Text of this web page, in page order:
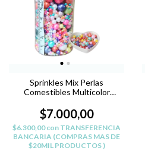
Sprinkles Mix Perlas
Comestibles Multicolor
$7.000,00
$6.300,00con TRANSFERENCIA
BANCARIA (COMPRAS MAS DE
$20MIL PRODUCTOS )